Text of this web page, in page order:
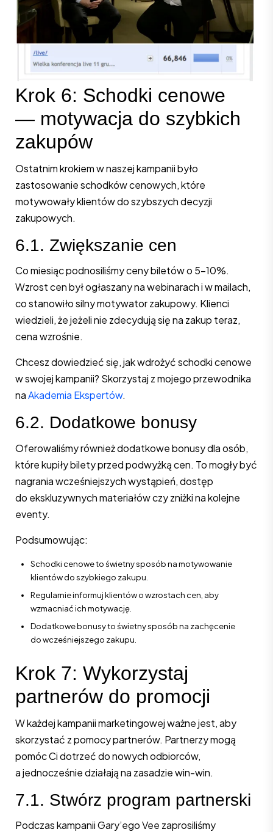
Krok 6: Schodki cenowe
— motywacja do szybkich
zakupów
Ostatnim krokiem w naszej kampanii było
zastosowanie schodków cenowych, które
motywowały klientów do szybszych decyzji
zakupowych.
6.1. Zwiększanie cen
Co miesiąc podnosiliśmy ceny biletów o 5-10%.
Wzrost cen był ogłaszany na webinarach i w mailach,
co stanowiło silny motywator zakupowy. Klienci
wiedzieli, że jeżeli nie zdecydują się na zakup teraz,
cena wzrośnie.
Chcesz dowiedzieć się, jak wdrożyć schodki cenowe
w swojej kampanii? Skorzystaj z mojego przewodnika
naAkademia Ekspertów.
6.2. Dodatkowe bonusy
Oferowaliśmy również dodatkowe bonusy dla osób,
które kupiły bilety przed podwyżką cen. To mogły być
nagrania wcześniejszych wystąpień, dostęp
do ekskluzywnych materiałów czy zniżki na kolejne
eventy.
Podsumowując:
Schodki cenowe to świetny sposób na motywowanie
klientów do szybkiego zakupu.
Regularnie informuj klientów o wzrostach cen, aby
wzmacniać ich motywację.
Dodatkowe bonusy to świetny sposób na zachęcenie
do wcześniejszego zakupu.
Krok 7: Wykorzystaj
partnerów do promocji
W każdej kampanii marketingowej ważne jest, aby
skorzystać z pomocy partnerów. Partnerzy mogą
pomóc Ci dotrzeć do nowych odbiorców,
a jednocześnie działają na zasadzie win-win.
7.1. Stwórz program partnerski
Podczas kampanii Gary’ego Vee zaprosiliśmy